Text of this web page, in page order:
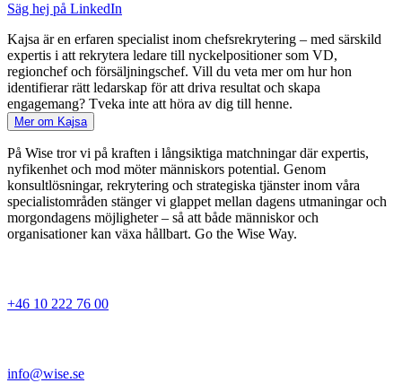
Säg hej på LinkedIn
Kajsa är en erfaren specialist inom chefsrekrytering – med särskild
expertis i att rekrytera ledare till nyckelpositioner som VD,
regionchef och försäljningschef. Vill du veta mer om hur hon
identifierar rätt ledarskap för att driva resultat och skapa
engagemang? Tveka inte att höra av dig till henne.
Mer om Kajsa
På Wise tror vi på kraften i långsiktiga matchningar där expertis,
nyfikenhet och mod möter människors potential. Genom
konsultlösningar, rekrytering och strategiska tjänster inom våra
specialistområden stänger vi glappet mellan dagens utmaningar och
morgondagens möjligheter – så att både människor och
organisationer kan växa hållbart. Go the Wise Way.
+46 10 222 76 00
info@wise.se